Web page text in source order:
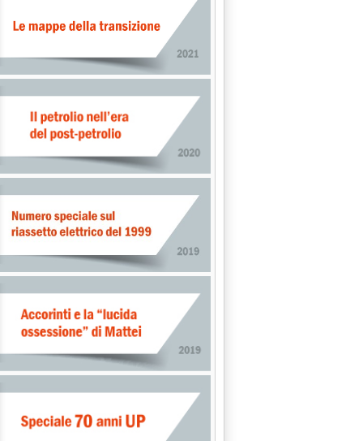
nel programma fidelizzazione di American Express'
2014 alle 16.19.